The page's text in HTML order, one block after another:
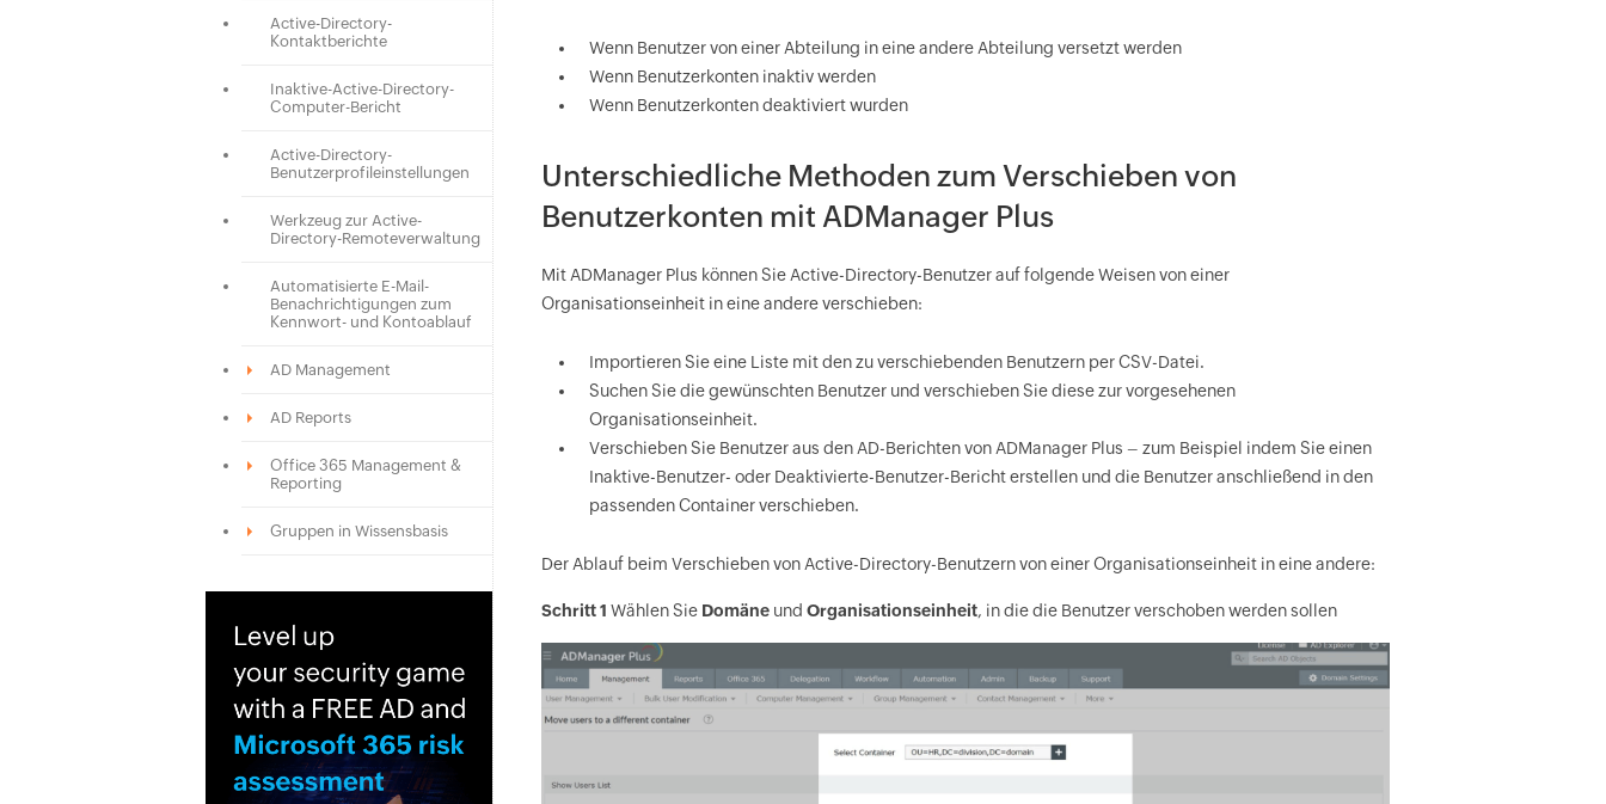
Active-Directory-
Kontaktberichte
Inaktive-Active-Directory-
Computer-Bericht
Active-Directory-
Benutzerprofileinstellungen
Werkzeug zur Active-
Directory-Remoteverwaltung
Automatisierte E-Mail-
Benachrichtigungen zum
Kennwort- und Kontoablauf
AD Management
AD Reports
Office 365 Management &
Reporting
Gruppen in Wissensbasis
Wenn Benutzer von einer Abteilung in eine andere Abteilung versetzt werden
Wenn Benutzerkonten inaktiv werden
Wenn Benutzerkonten deaktiviert wurden
Unterschiedliche Methoden zum Verschieben von
Benutzerkonten mit ADManager Plus
Mit ADManager Plus können Sie Active-Directory-Benutzer auf folgende Weisen von einer
Organisationseinheit in eine andere verschieben:
Importieren Sie eine Liste mit den zu verschiebenden Benutzern per CSV-Datei.
Suchen Sie die gewünschten Benutzer und verschieben Sie diese zur vorgesehenen
Organisationseinheit.
Verschieben Sie Benutzer aus den AD-Berichten von ADManager Plus – zum Beispiel indem Sie einen
Inaktive-Benutzer- oder Deaktivierte-Benutzer-Bericht erstellen und die Benutzer anschließend in den
passenden Container verschieben.
Der Ablauf beim Verschieben von Active-Directory-Benutzern von einer Organisationseinheit in eine andere:
Schritt 1 Wählen Sie Domäne und Organisationseinheit, in die die Benutzer verschoben werden sollen